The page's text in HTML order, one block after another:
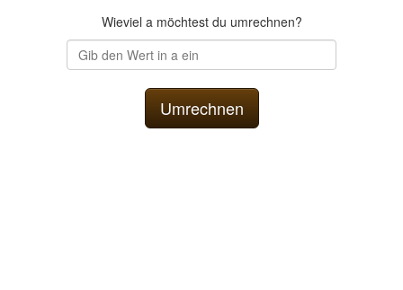
Wieviel a möchtest du umrechnen?